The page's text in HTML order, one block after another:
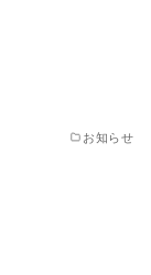
お知らせ